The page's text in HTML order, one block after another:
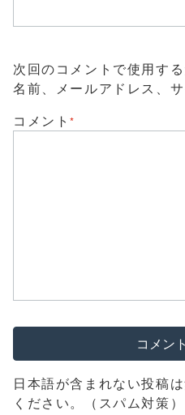
次回のコメントで使用す
名前、メールアドレス、サ
コメント*
日本語が含まれない投稿
ください。（スパム対策）